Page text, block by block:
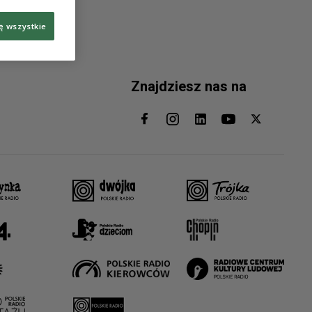
Znajdziesz nas na
wszystkie